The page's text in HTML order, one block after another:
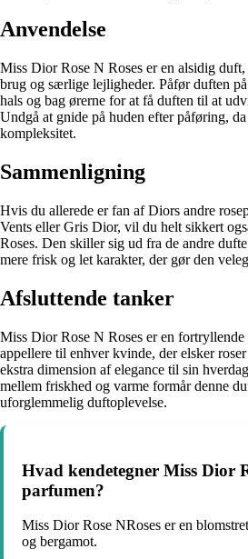
Anvendelse
Miss Dior Rose N Roses er en alsidig
brug og særlige lejligheder. Påfør duften
hals og bag ørerne for at få duften til at
Undgå at gnide på huden efter påføring,
kompleksitet.
Sammenligning
Hvis du allerede er fan af Diors andre
Vents eller Gris Dior, vil du helt sikkert
Roses. Den skiller sig ud fra de andre
mere frisk og let karakter, der gør den
Afsluttende tanker
Miss Dior Rose N Roses er en
appellere til enhver kvinde, der elsker
ekstra dimension af elegance til sin
mellem friskhed og varme formår denne
uforglemmelig duftoplevelse.
Hvad kendetegner Miss Dior
parfumen?
Miss Dior Rose NRoses er en
og bergamot.